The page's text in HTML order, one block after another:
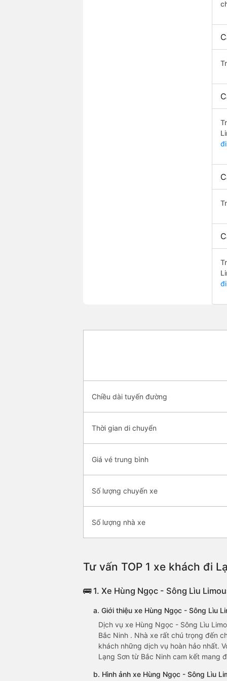
Chiều dài tuyến đường
Thời gian di chuyển
Giá vé trung bình
Số lượng chuyến xe
Số lượng nhà xe
Tư vấn TOP 1 xe khách đi
🚌 1. Xe Hùng Ngọc - Sông Lìu
a. Giới thiệu xe Hùng Ngọc - Sông Lìu
Dịch vụ xe Hùng Ngọc - Sông Lìu
Bắc Ninh . Nhà xe rất chú trọng đến
khách những dịch vụ hoàn hảo nhất.
Lạng Sơn từ Bắc Ninh cam kết mang
b. Hình ảnh xe Hùng Ngọc - Sông Lìu